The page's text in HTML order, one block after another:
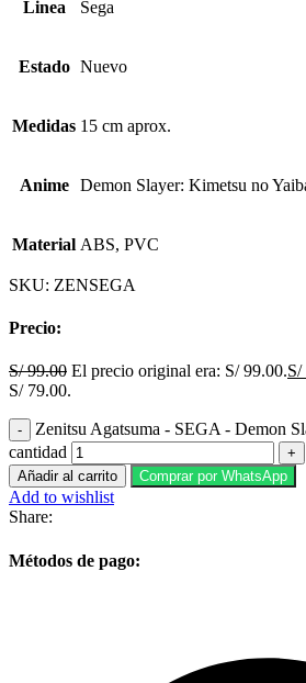
Linea Sega
Estado Nuevo
Medidas 15 cm aprox.
Anime Demon Slayer: Kimetsu no
Material ABS, PVC
SKU: ZENSEGA
Precio:
S/99.00 El precio original era: S/ 99.00.S/
S/ 79.00.
Zenitsu Agatsuma - SEGA - Demon
cantidad
Añadir al carrito Comprar por WhatsApp
Add to wishlist
Share:
Métodos de pago: